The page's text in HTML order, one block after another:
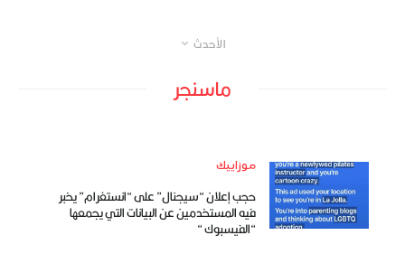
الأحدث
ماسنجر
موزاييك
حجب إعلان “سيجنال” على “انستغرام” يخبر
فيه المستخدمين عن البيانات التي يجمعها
“الفيسبوك “